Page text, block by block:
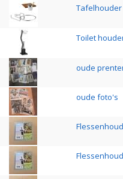
Toilet
oude
oude foto's